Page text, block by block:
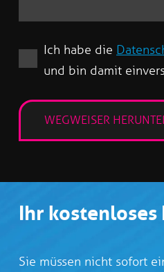
Ich habe die
und bin damit
Ihr kostenloses
Sie müssen nicht sofort